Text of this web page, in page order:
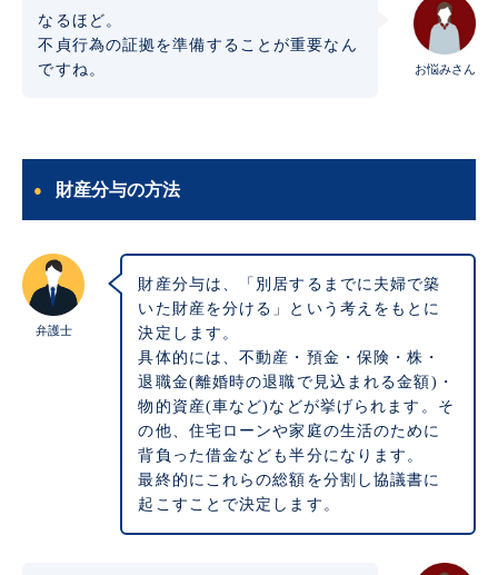
お悩みさん
なるほど。
不貞行為の証拠を準備することが重要なん
ですね。
財産分与の方法
弁護士
財産分与は、「別居するまでに夫婦で築
いた財産を分ける」という考えをもとに
決定します。
具体的には、不動産・預金・保険・株・
退職金(離婚時の退職で見込まれる金額)・
物的資産(車など)などが挙げられます。そ
の他、住宅ローンや家庭の生活のために
背負った借金なども半分になります。
最終的にこれらの総額を分割し協議書に
起こすことで決定します。